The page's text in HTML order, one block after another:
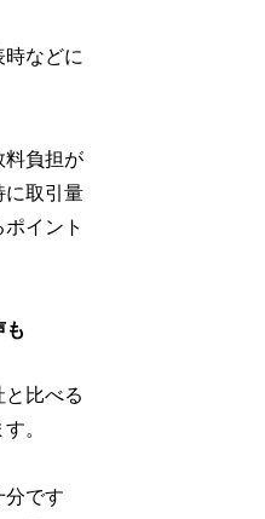
などに
料負担が
に取引量
イント
も
比べる
。
分です